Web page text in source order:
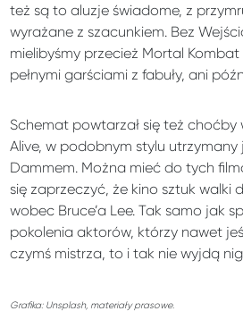
też są to aluzje świadome, z
wyrażane z szacunkiem. Bez
mielibyśmy przecież Mortal
pełnymi garściami z fabuły, ani
Schemat powtarzał się też choćby
Alive, w podobnym stylu utrzymany
Dammem. Można mieć do tych
się zaprzeczyć, że kino sztuk walki
wobec Bruce’a Lee. Tak samo jak
pokolenia aktorów, którzy nawet
czymś mistrza, to i tak nie wyjdą
Grafika: Unsplash, materiały prasowe.